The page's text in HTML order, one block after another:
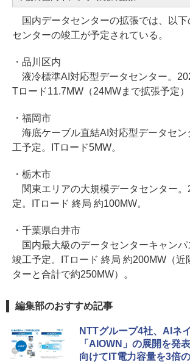
国内データセンターの拡張では、以下
センターの竣工が予定されている。
・品川区内
液冷標準AI対応型データセンター。
Tロード11.7MW（24MWまで拡張予定）
・福岡市
海底ケーブル直結AI対応型データセン
工予定。ITロード5MW。
・栃木市
関東エリアの大規模データセンター。
定。ITロード 終局 約100MW。
・千葉県白井市
国内最大級のデータセンターキャンパ
竣工予定。ITロード 終局 約200MW（近
ターと合計で約250MW）。
編集部のおすすめ記事
NTTグループ4社、AIネ
「AIOWN」の展開を発
向けてIT電力容量を3倍